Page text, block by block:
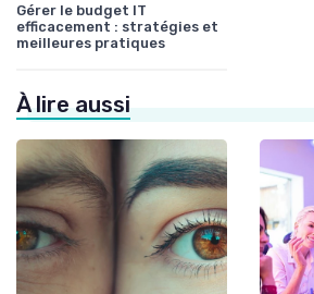
Gérer le budget IT
efficacement : stratégies et
meilleures pratiques
À lire aussi